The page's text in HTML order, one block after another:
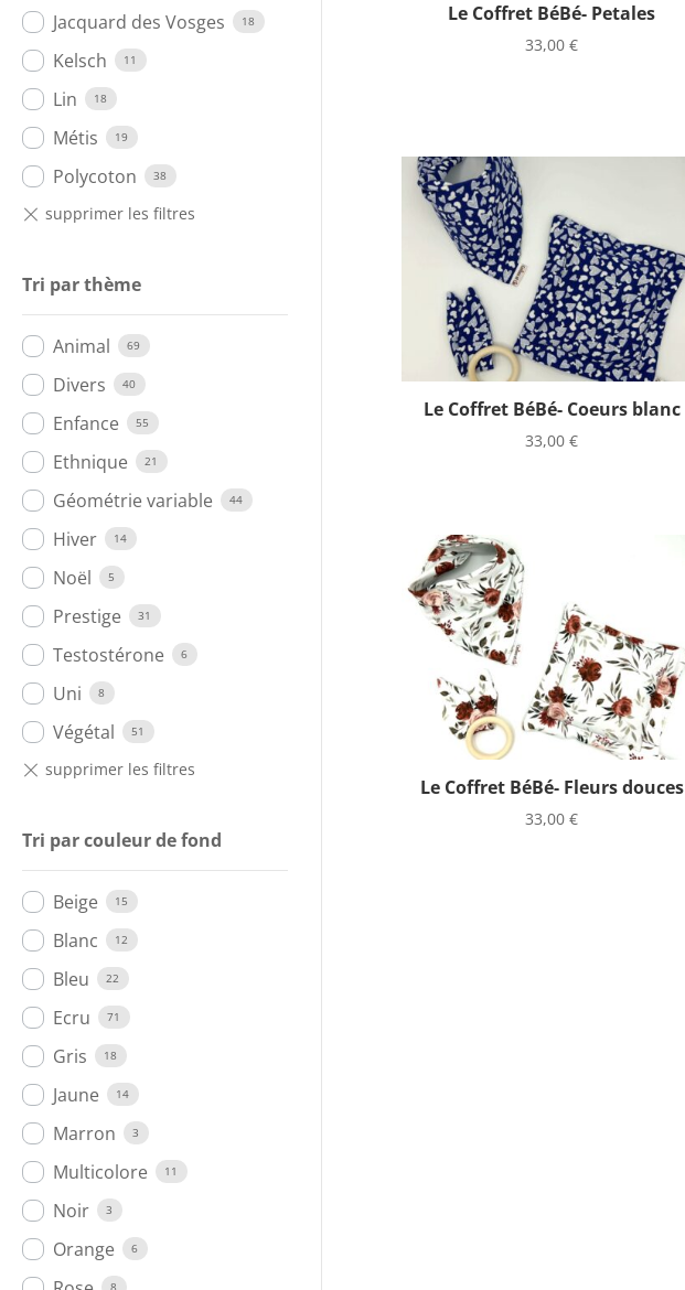
Jacquard des Vosges 18
Kelsch 11
Lin 18
Métis 19
Polycoton 38
Tri par thème
Animal 69
Divers 40
Enfance 55
Ethnique 21
Géométrie variable 44
Hiver 14
Noël 5
Prestige 31
Testostérone 6
Uni 8
Végétal 51
Tri par couleur de fond
Beige 15
Blanc 12
Bleu 22
Ecru 71
Gris 18
Jaune 14
Marron 3
Multicolore 11
Noir 3
Orange 6
8
Le Coffret BéBé- Petales
33,00€
Le Coffret BéBé- Coeurs blanc
33,00€
Le Coffret BéBé- Fleurs douces
33,00€